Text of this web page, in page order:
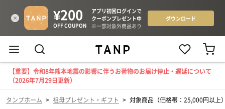
【重要】令和8年熊本地震の影響に伴うお荷物のお届け停止・遅延について
（2026年7月29日更新）
タンプホーム > 祖母プレゼント・ギフト > 対象商品（価格帯：25,000円以上